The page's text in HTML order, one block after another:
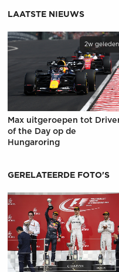
LAATSTE NIEUWS
2w geleden
Max uitgeroepen tot
of the Day op de
Hungaroring
GERELATEERDE FOTO'S